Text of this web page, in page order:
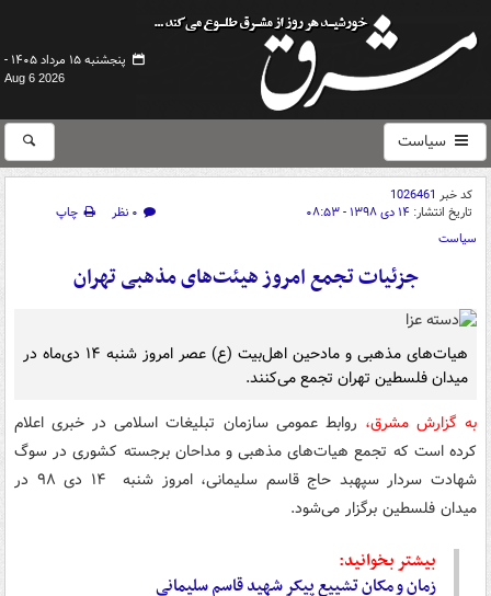
پنجشنبه ۱۵ مرداد ۱۴۰۵ -
Aug 6 2026
سیاست
کد خبر 1026461
تاریخ انتشار: ۱۴ دی ۱۳۹۸ - ۰۸:۵۳ ۰ نظر
چاپ
سیاست
جزئیات تجمع امروز هیئت‌های مذهبی تهران
هیات‌های مذهبی و مادحین اهل‌بیت (ع) عصر امروز شنبه ۱۴ دی‌ماه در
میدان فلسطین تهران تجمع می‌کنند.
به گزارش مشرق، روابط عمومی سازمان تبلیغات اسلامی در خبری اعلام
کرده است که تجمع هیات‌های مذهبی و مداحان برجسته کشوری در سوگ
شهادت سردار سپهبد حاج قاسم سلیمانی، امروز شنبه ۱۴ دی ۹۸ در
میدان فلسطین برگزار می‌شود.
بیشتر بخوانید:
زمان و مکان تشییع پیکر شهید قاسم سلیمانی